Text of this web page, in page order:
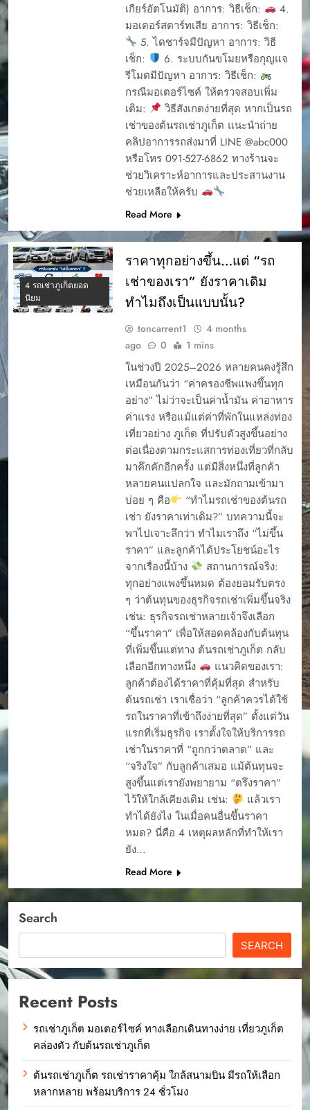
เกียร์อัตโนมัติ) อาการ: วิธีเช็ก:
4.
มอเตอร์สตาร์ทเสีย อาการ: วิธีเช็ก:
5. ไดชาร์จมีปัญหา อาการ: วิธี
เช็ก:
6. ระบบกันขโมยหรือกุญแจ
รีโมตมีปัญหา อาการ: วิธีเช็ก:
กรณีมอเตอร์ไซค์ ให้ตรวจสอบเพิ่ม
เติม:
วิธีสังเกตง่ายที่สุด หากเป็นรถ
เช่าของต้นรถเช่าภูเก็ต แนะนำถ่าย
คลิปอาการรถส่งมาที่ LINE @abc000
หรือโทร 091-527-6862 ทางร้านจะ
ช่วยวิเคราะห์อาการและประสานงาน
ช่วยเหลือให้ครับ
Read More
4 รถเช่าภูเก็ตยอด
นิยม
ราคาทุกอย่างขึ้น…แต่ “รถ
เช่าของเรา” ยังราคาเดิม
ทำไมถึงเป็นแบบนั้น?
toncarrent1
4 months
ago
0 1 mins
ในช่วงปี 2025–2026 หลายคนคงรู้สึก
เหมือนกันว่า “ค่าครองชีพแพงขึ้นทุก
อย่าง” ไม่ว่าจะเป็นค่าน้ำมัน ค่าอาหาร
ค่าแรง หรือแม้แต่ค่าที่พักในแหล่งท่อง
เที่ยวอย่าง ภูเก็ต ที่ปรับตัวสูงขึ้นอย่าง
ต่อเนื่องตามกระแสการท่องเที่ยวที่กลับ
มาคึกคักอีกครั้ง แต่มีสิ่งหนึ่งที่ลูกค้า
หลายคนแปลกใจ และมักถามเข้ามา
บ่อย ๆ คือ
“ทำไมรถเช่าของต้นรถ
เช่า ยังราคาเท่าเดิม?” บทความนี้จะ
พาไปเจาะลึกว่า ทำไมเราถึง “ไม่ขึ้น
ราคา” และลูกค้าได้ประโยชน์อะไร
จากเรื่องนี้บ้าง
สถานการณ์จริง:
ทุกอย่างแพงขึ้นหมด ต้องยอมรับตรง
ๆ ว่าต้นทุนของธุรกิจรถเช่าเพิ่มขึ้นจริง
เช่น: ธุรกิจรถเช่าหลายเจ้าจึงเลือก
“ขึ้นราคา” เพื่อให้สอดคล้องกับต้นทุน
ที่เพิ่มขึ้นแต่ทาง ต้นรถเช่าภูเก็ต กลับ
เลือกอีกทางหนึ่ง
แนวคิดของเรา:
ลูกค้าต้องได้ราคาที่คุ้มที่สุด สำหรับ
ต้นรถเช่า เราเชื่อว่า “ลูกค้าควรได้ใช้
รถในราคาที่เข้าถึงง่ายที่สุด” ตั้งแต่วัน
แรกที่เริ่มธุรกิจ เราตั้งใจให้บริการรถ
เช่าในราคาที่ “ถูกกว่าตลาด” และ
“จริงใจ” กับลูกค้าเสมอ แม้ต้นทุนจะ
สูงขึ้นแต่เรายังพยายาม “ตรึงราคา”
ไว้ให้ใกล้เคียงเดิม เช่น:
แล้วเรา
ทำได้ยังไง ในเมื่อคนอื่นขึ้นราคา
หมด? นี่คือ 4 เหตุผลหลักที่ทำให้เรา
ยัง…
Read More
Search
SEARCH
Recent Posts
รถเช่าภูเก็ต มอเตอร์ไซค์ ทางเลือกเดินทางง่าย เที่ยวภูเก็ต
คล่องตัว กับต้นรถเช่าภูเก็ต
ต้นรถเช่าภูเก็ต รถเช่าราคาคุ้ม ใกล้สนามบิน มีรถให้เลือก
หลากหลาย พร้อมบริการ 24 ชั่วโมง